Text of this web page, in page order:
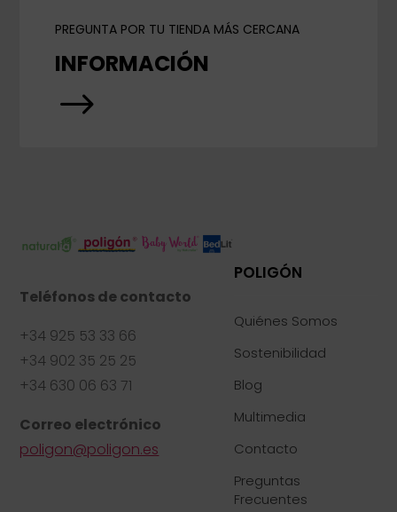
PREGUNTA POR TU TIENDA MÁS CERCANA
INFORMACIÓN
$
Teléfonos de contacto
+34 925 53 33 66
+34 902 35 25 25
+34 630 06 63 71
Correo electrónico
poligon@poligon.es
POLIGÓN
Quiénes Somos
Sostenibilidad
Blog
Multimedia
Contacto
Preguntas
Frecuentes